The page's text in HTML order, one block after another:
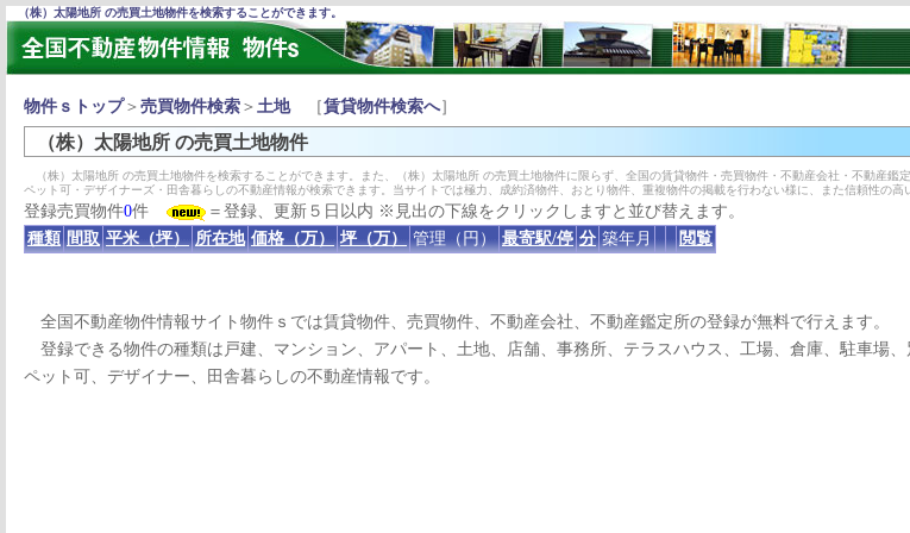
（株）太陽地所 の売買土地物件を検索することができます。
物件ｓトップ＞ 売買物件検索 ＞ 土地［賃貸物件検索へ］
（株）太陽地所 の売買土地物件
（株）太陽地所 の売買土地物件を検索することができます。また、（株）太陽地所 の売買土地物件に限らず、全国の賃貸物件・売買物件・不動産会社・不動産
ペット可・デザイナーズ・田舎暮らしの不動産情報が検索できます。当サイトでは極力、成約済物件、おとり物件、重複物件の掲載を行わない様に、また信頼性の高
登録売買物件0件
＝登録、更新５日以内 ※見出の下線をクリックしますと並び替えます。
種類 間取 平米（坪） 所在地 価格（万） 坪（万） 管理（円） 最寄駅/停 分 築年月 閲覧
全国不動産物件情報サイト物件ｓでは賃貸物件、売買物件、不動産会社、不動産鑑定所の登録が無料で行えます。
登録できる物件の種類は戸建、マンション、アパート、土地、店舗、事務所、テラスハウス、工場、倉庫、駐車場、
ペット可、デザイナー、田舎暮らしの不動産情報です。